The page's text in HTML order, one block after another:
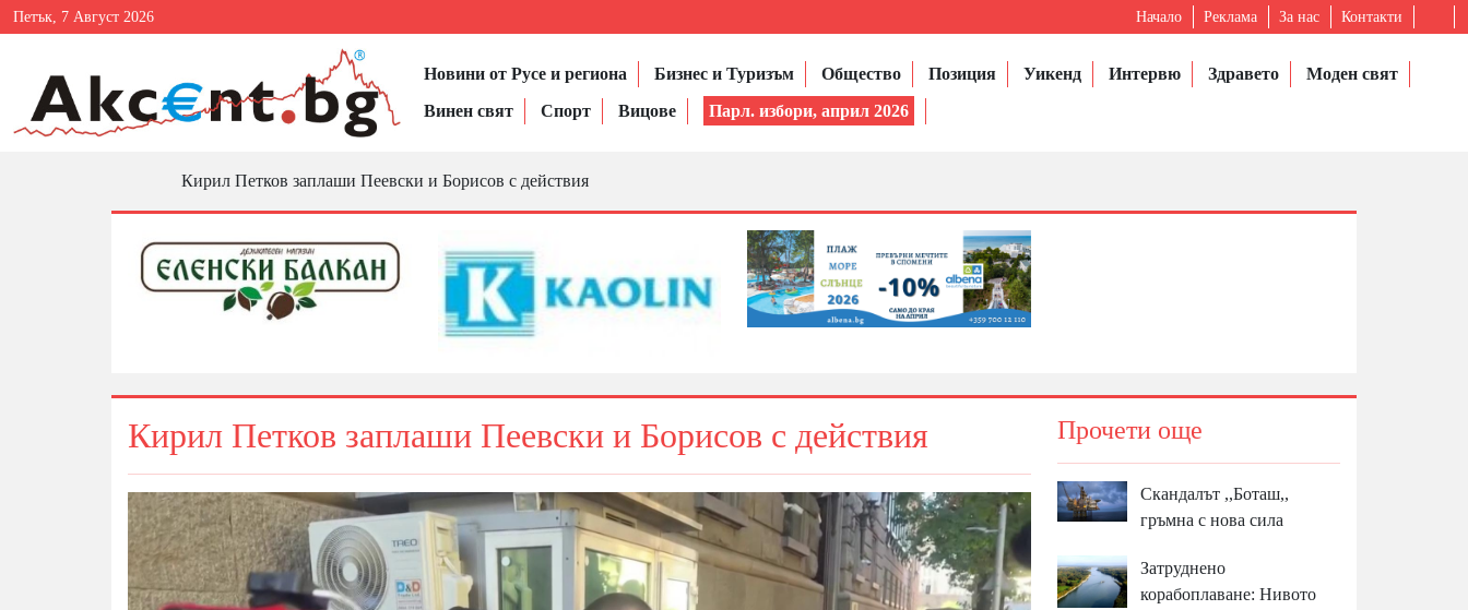
Петък, 7 Август 2026 Начало Реклама За нас Контакти
Новини от Русе и региона Бизнес и Туризъм Общество Позиция Уикенд Интервю Здравето
Моден свят
Винен свят
Спорт Вицове Парл. избори, април 2026
Кирил Петков заплаши Пеевски и Борисов с действия
Кирил Петков заплаши Пеевски и Борисов с действия Прочети още
Скандалът ,,Боташ,,
гръмна с нова сила
Затруднено
корабоплаване: Нивото